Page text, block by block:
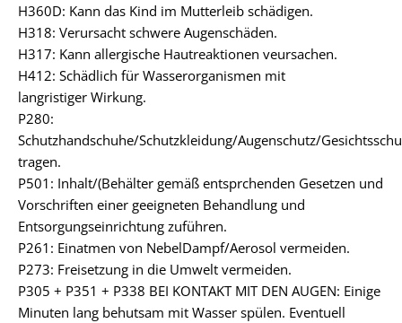
H360D: Kann das Kind im Mutterleib schädigen.
H318: Verursacht schwere Augenschäden.
H317: Kann allergische Hautreaktionen veursachen.
H412: Schädlich für Wasserorganismen mit
langristiger Wirkung.
P280:
Schutzhandschuhe/Schutzkleidung/Augenschutz/
tragen.
P501: Inhalt/(Behälter gemäß entsprchenden Gesetzen und
Vorschriften einer geeigneten Behandlung und
Entsorgungseinrichtung zuführen.
P261: Einatmen von NebelDampf/Aerosol vermeiden.
P273: Freisetzung in die Umwelt vermeiden.
P305 + P351 + P338 BEI KONTAKT MIT DEN AUGEN: Einige
Minuten lang behutsam mit Wasser spülen. Eventuell